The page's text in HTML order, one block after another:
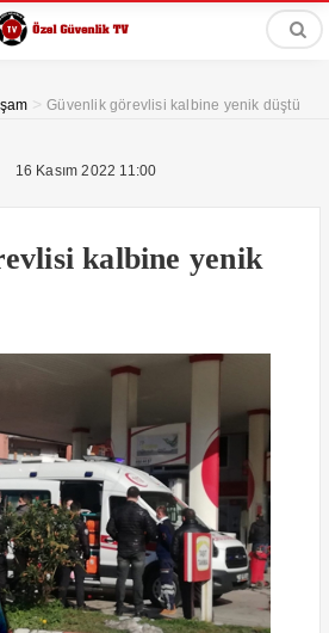
>Güvenlik görevlisi kalbine yenik düştü
16 Kasım 2022 11:00
kalbine yenik